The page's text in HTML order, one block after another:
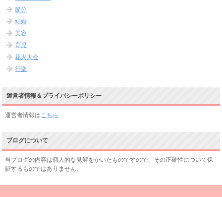
節分
結婚
美容
育児
花火大会
行楽
運営者情報＆プライバシーポリシー
運営者情報はこちら
ブログについて
当ブログの内容は個人的な見解をかいたものですので、その正確性について保
証するものではありません。